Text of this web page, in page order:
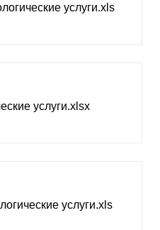
услуги.xls
услуги.xlsx
услуги.xls